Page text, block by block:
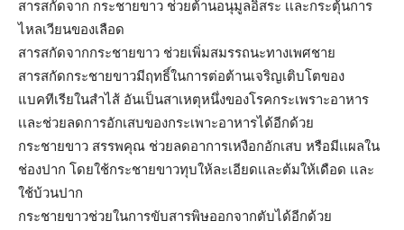
สารสกัดจาก กระชายขาว ช่วยต้านอนุมูลอิสระ เเละกระตุ้นการ
ไหลเวียนของเลือด
สารสกัดจากกระชายขาว ช่วยเพิ่มสมรรถนะทางเพศชาย
สารสกัดกระชายขาวมีฤทธิ์ในการต่อต้านเจริญเติบโตของ
แบคทีเรียในสำไส้ อันเป็นสาเหตุหนึ่งของโรคกระเพราะอาหาร
เเละช่วยลดการอักเสบของกระเพาะอาหารได้อีกด้วย
กระชายขาว สรรพคุณ ช่วยลดอาการเหงือกอักเสบ หรือมีเเผลใน
ช่องปาก โดยใช้กระชายขาวทุบให้ละเอียดเเละต้มให้เดือด เเละ
ใช้บ้วนปาก
กระชายขาวช่วยในการขับสารพิษออกจากตับได้อีกด้วย